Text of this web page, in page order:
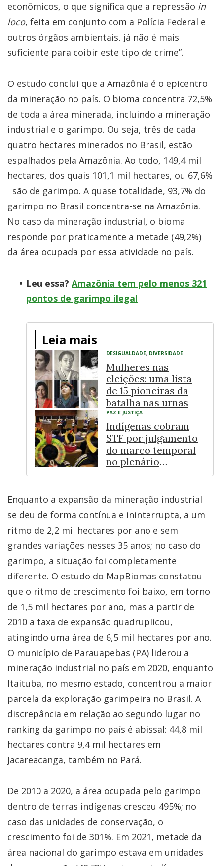
econômicos, o que significa que a repressão in
loco, feita em conjunto com a Polícia Federal e
outros órgãos ambientais, já não é mais
suficiente para coibir este tipo de crime”.
O estudo conclui que a Amazônia é o epicentro
da mineração no país. O bioma concentra 72,5%
de toda a área minerada, incluindo a mineração
industrial e o garimpo. Ou seja, três de cada
quatro hectares minerados no Brasil, estão
espalhados pela Amazônia. Ao todo, 149,4 mil
hectares, dos quais 101,1 mil hectares, ou 67,6%
são de garimpo. A quase totalidade, 93,7% do
garimpo no Brasil concentra-se na Amazônia.
No caso da mineração industrial, o bioma
responde por praticamente a metade (49,2%)
da área ocupada por essa atividade no país.
Leu essa? Amazônia tem pelo menos 321
pontos de garimpo ilegal
Leia mais
DESIGUALDADE, DIVERSIDADE
Mulheres nas
eleições: uma lista
de 15 pioneiras da
batalha nas urnas
PAZ E JUSTIÇA
Indígenas cobram
STF por julgamento
do marco temporal
no plenário
presencial
Enquanto a expansão da mineração industrial
se deu de forma contínua e ininterrupta, a um
ritmo de 2,2 mil hectares por ano e sem
grandes variações nesses 35 anos; no caso do
garimpo, a situação foi completamente
diferente. O estudo do MapBiomas constatou
que o ritmo de crescimento foi baixo, em torno
de 1,5 mil hectares por ano, mas a partir de
2010 a taxa de expansão quadruplicou,
atingindo uma área de 6,5 mil hectares por ano.
O município de Parauapebas (PA) liderou a
mineração industrial no país em 2020, enquanto
Itaituba, no mesmo estado, concentrou a maior
parcela da exploração garimpeira no Brasil. A
discrepância em relação ao segundo lugar no
ranking da garimpo no país é abissal: 44,8 mil
hectares contra 9,4 mil hectares em
Jacareacanga, também no Pará.
De 2010 a 2020, a área ocupada pelo garimpo
dentro de terras indígenas cresceu 495%; no
caso das unidades de conservação, o
crescimento foi de 301%. Em 2021, metade da
área nacional do garimpo estava em unidades